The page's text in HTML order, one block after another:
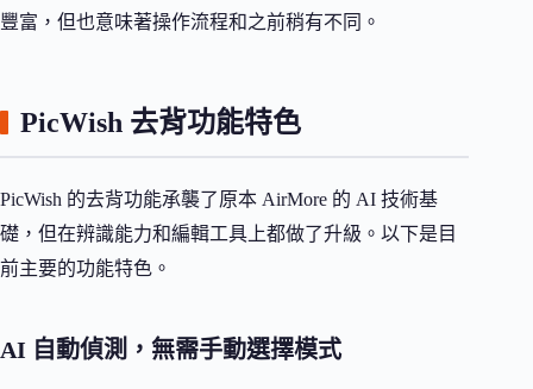
豐富，但也意味著操作流程和之前稍有不同。
PicWish 去背功能特色
PicWish 的去背功能承襲了原本 AirMore 的 AI 技術基
礎，但在辨識能力和編輯工具上都做了升級。以下是目
前主要的功能特色。
AI 自動偵測，無需手動選擇模式